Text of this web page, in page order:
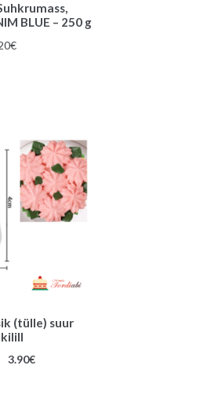
BLUE – 250 g
€
(tülle) suur
Algne
3.90€Praegune